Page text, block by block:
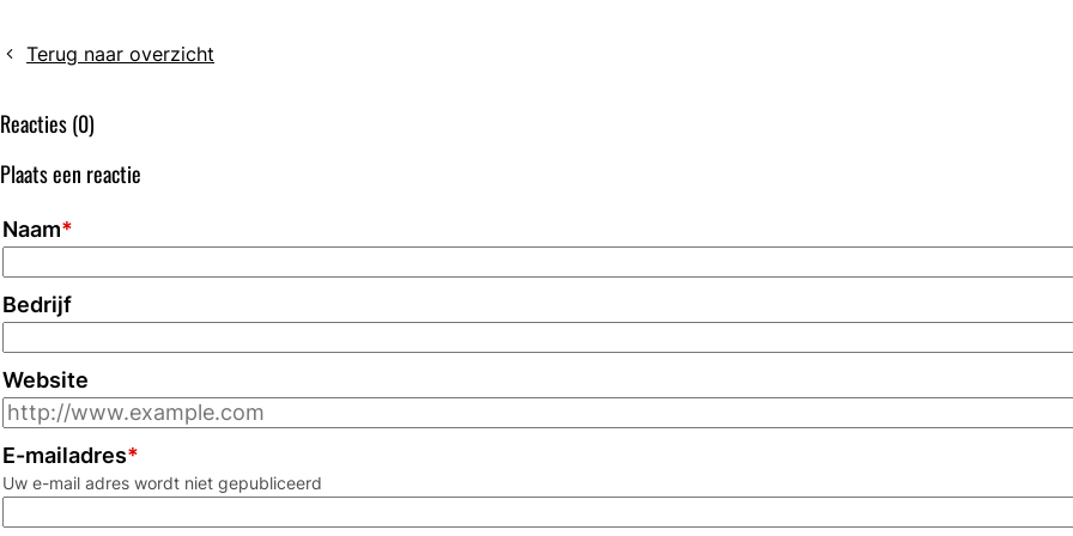
e-
van
witte
bloedcellen
1
en
en
BRMO
&
Infectiepreventie
Terug naar overzicht
Reacties (0)
Plaats een reactie
Naam*
Bedrijf
Website
E-mailadres*
Uw e-mail adres wordt niet gepubliceerd